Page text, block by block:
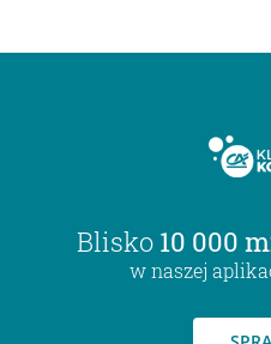
Blisko 10 000
w naszej